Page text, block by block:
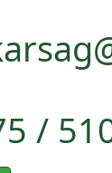
/